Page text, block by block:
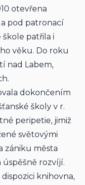
otevřena
pod patronací
škole patřila i
věku. Do roku
nad Labem,
dokončením
školy v r.
peripetie, jimiž
světovými
zániku města
úspěšně rozvíjí.
knihovna,